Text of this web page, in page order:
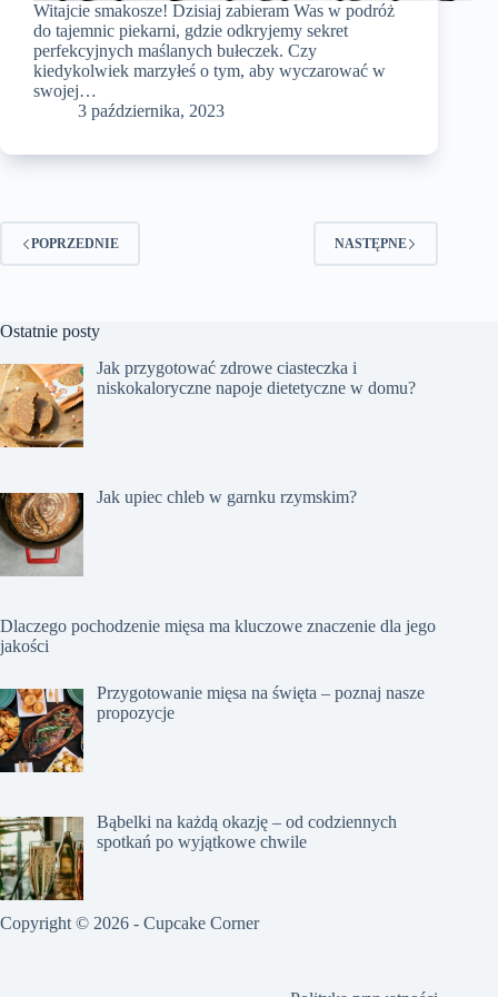
Witajcie smakosze! Dzisiaj zabieram Was w podróż
do tajemnic piekarni, gdzie odkryjemy sekret
perfekcyjnych maślanych bułeczek. Czy
kiedykolwiek marzyłeś o tym, aby wyczarować w
swojej…
3 października, 2023
POPRZEDNIE NASTĘPNE
Ostatnie posty
Jak przygotować zdrowe ciasteczka i
niskokaloryczne napoje dietetyczne w domu?
Jak upiec chleb w garnku rzymskim?
Dlaczego pochodzenie mięsa ma kluczowe znaczenie dla jego
jakości
Przygotowanie mięsa na święta – poznaj nasze
propozycje
Bąbelki na każdą okazję – od codziennych
spotkań po wyjątkowe chwile
Copyright © 2026 - Cupcake Corner